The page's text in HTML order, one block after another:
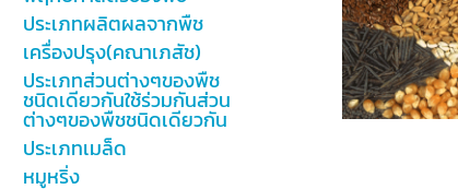
ประเภทผลิตผลจากพืช
เครื่องปรุง(คณาเภสัช)
ประเภทส่วนต่างๆของพืช
ชนิดเดียวกันใช้ร่วมกันส่วน
ต่างๆของพืชชนิดเดียวกัน
ประเภทเมล็ด
หมูหริ่ง